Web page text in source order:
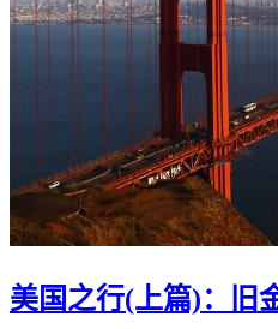
美国之行(上篇)：旧